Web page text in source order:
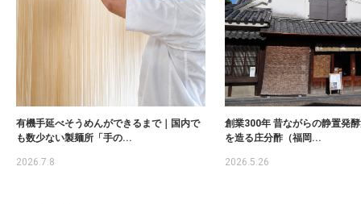
有機手延べそうめんができるまで｜国内で
も数少ない製麺所「手の...
2026.7.8
創業300年 昔ながらの静置発
を造る庄分酢（福岡...
2026.5.26